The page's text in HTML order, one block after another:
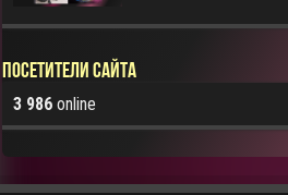
Посетители сайта
3 986 online